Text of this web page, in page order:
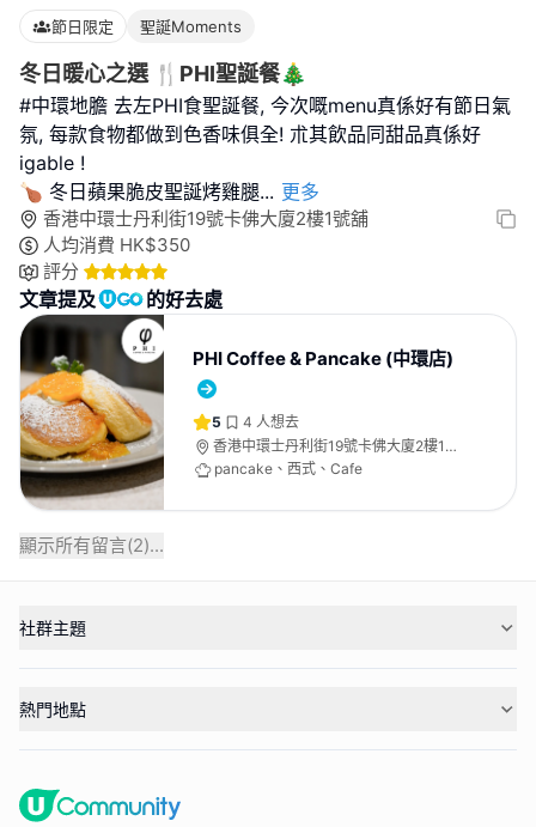
節日限定 聖誕Moments
冬日暖心之選 🍴PHI聖誕餐🎄
#中環地膽 去左PHI食聖誕餐, 今次嘅menu真係好有節日氣
氛, 每款食物都做到色香味俱全! 朮其飲品同甜品真係好
igable !
🍗 冬日蘋果脆皮聖誕烤雞腿... 更多
香港中環士丹利街19號卡佛大廈2樓1號舖
人均消費 HK$350
評分
文章提及 的好去處
PHI Coffee & Pancake (中環店)
5 4 人想去
香港中環士丹利街19號卡佛大廈2樓1號
舖
pancake、西式、Cafe
顯示所有留言(2)...
社群主題
熱門地點